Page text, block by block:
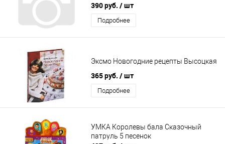
390 руб. / шт
Подробнее
Эксмо Новогодние рецепты Высоцкая
365 руб. / шт
Подробнее
УМКА Королевы бала Сказочный
патруль 5 песенок